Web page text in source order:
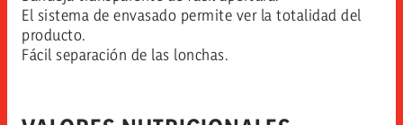
El sistema de envasado permite ver la totalidad del
producto.
Fácil separación de las lonchas.